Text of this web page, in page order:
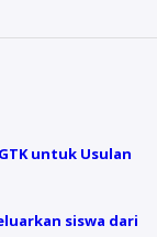
untuk Usulan
siswa dari